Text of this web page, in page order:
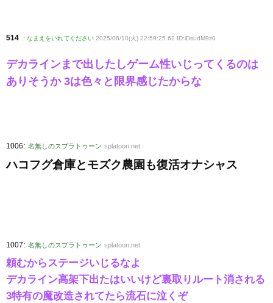
514 : なまえをいれてください 2025/06/10(火) 22:59:25.62 ID:iDsudM9z0
デカラインまで出したしゲーム性いじってくるのは
ありそうか 3は色々と限界感じたからな
1006: 名無しのスプラトゥーン splatoon.net
ハコフグ倉庫とモズク農園も復活オナシャス
1007: 名無しのスプラトゥーン splatoon.net
頼むからステージいじるなよ
デカライン高架下出たはいいけど裏取りルート消される
3特有の魔改造されてたら流石に泣くぞ